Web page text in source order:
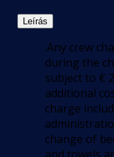
Leírás
.Any crew
during the
subject to €
additional
charge
change of